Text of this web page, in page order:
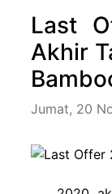
Last
Akhir
Jumat, 20